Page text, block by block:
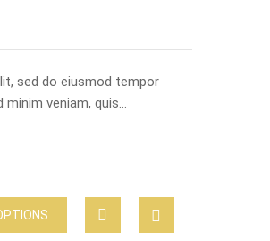
sed do eiusmod tempor
minim veniam, quis…